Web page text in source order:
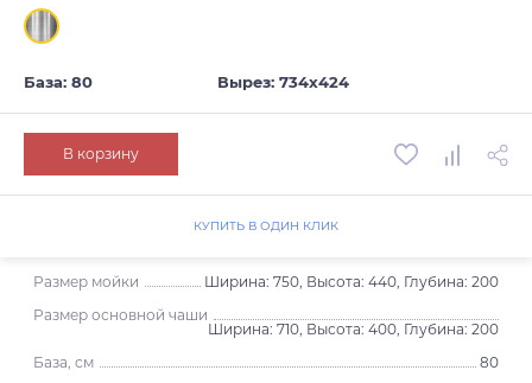
Размер мойки
Ширина: 750, Высота: 440, Глубина: 200
Размер основной чаши
Ширина: 710, Высота: 400, Глубина: 200
База, см
80
База: 80 Вырез: 734х424
В корзину
КУПИТЬ В ОДИН КЛИК